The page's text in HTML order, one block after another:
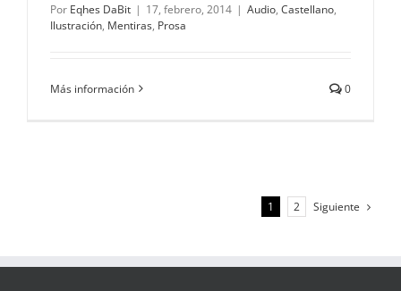
Por Eqhes DaBit | 17, febrero, 2014 | Audio, Castellano,
Ilustración, Mentiras, Prosa
Más información 0
1 2 Siguiente